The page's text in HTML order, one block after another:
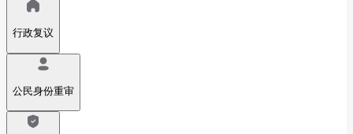
行政复议
公民身份重审